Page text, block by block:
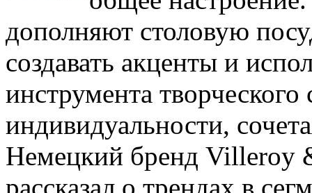
дополняют столовую
создавать акценты и
инструмента
индивидуальности,
Немецкий бренд Villeroy